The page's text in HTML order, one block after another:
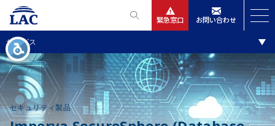
緊急窓口 お問い合わせ
サービス
ニュースリリース
会社情報
ソリューション・製品
セキュリティ製品